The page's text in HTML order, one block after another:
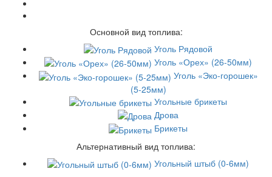
Основной вид топлива:
Уголь Рядовой
Уголь «Орех» (26-50мм)
Уголь «Эко-горошек»
(5-25мм)
Угольные брикеты
Дрова
Брикеты
Альтернативный вид топлива:
Угольный штыб (0-6мм)